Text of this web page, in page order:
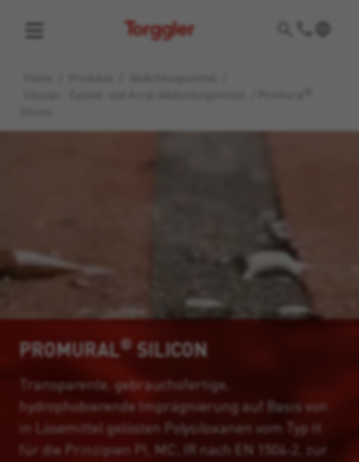
Torggler
PROMURAL® SILICON
Transparente, gebrauchsfertige,
hydrophobierende Imprägnierung auf Basis von
in Lösemittel gelösten Polysiloxanen vom Typ H
für die Prinzipien PI, MC, IR nach EN 1504-2, zur